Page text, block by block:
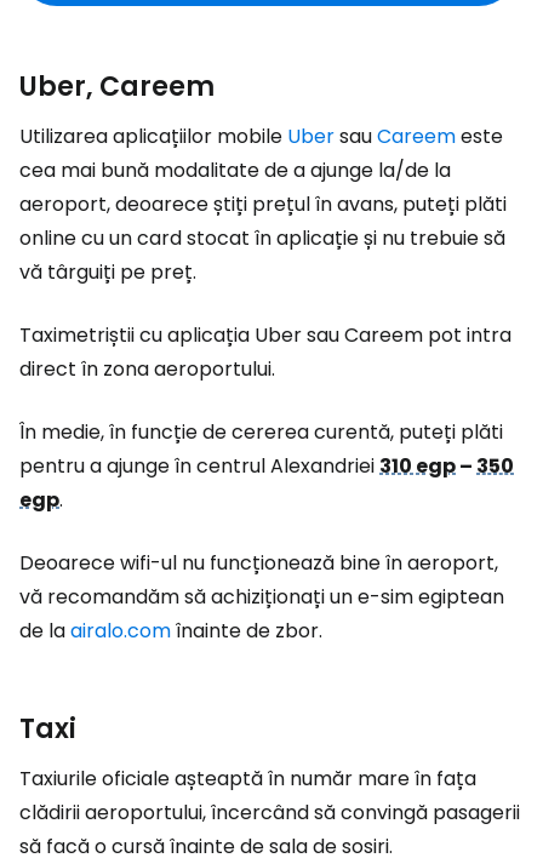
Uber, Careem
Utilizarea aplicațiilor mobile UbersauCareemeste
cea mai bună modalitate de a ajunge la/de la
aeroport, deoarece știți prețul în avans, puteți plăti
online cu un card stocat în aplicație și nu trebuie să
vă târguiți pe preț.
Taximetriștii cu aplicația Uber sau Careem pot intra
direct în zona aeroportului.
În medie, în funcție de cererea curentă, puteți plăti
pentru a ajunge în centrul Alexandriei310 egp–350
egp.
Deoarece wifi-ul nu funcționează bine în aeroport,
vă recomandăm să achiziționați un e-sim egiptean
de laairalo.comînainte de zbor.
Taxi
Taxiurile oficiale așteaptă în număr mare în fața
clădirii aeroportului, încercând să convingă pasagerii
să facă o cursă înainte de sala de sosiri.